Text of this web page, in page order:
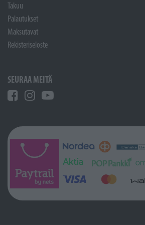
Takuu
Palautukset
Maksutavat
Rekisteriseloste
SEURAA MEITÄ